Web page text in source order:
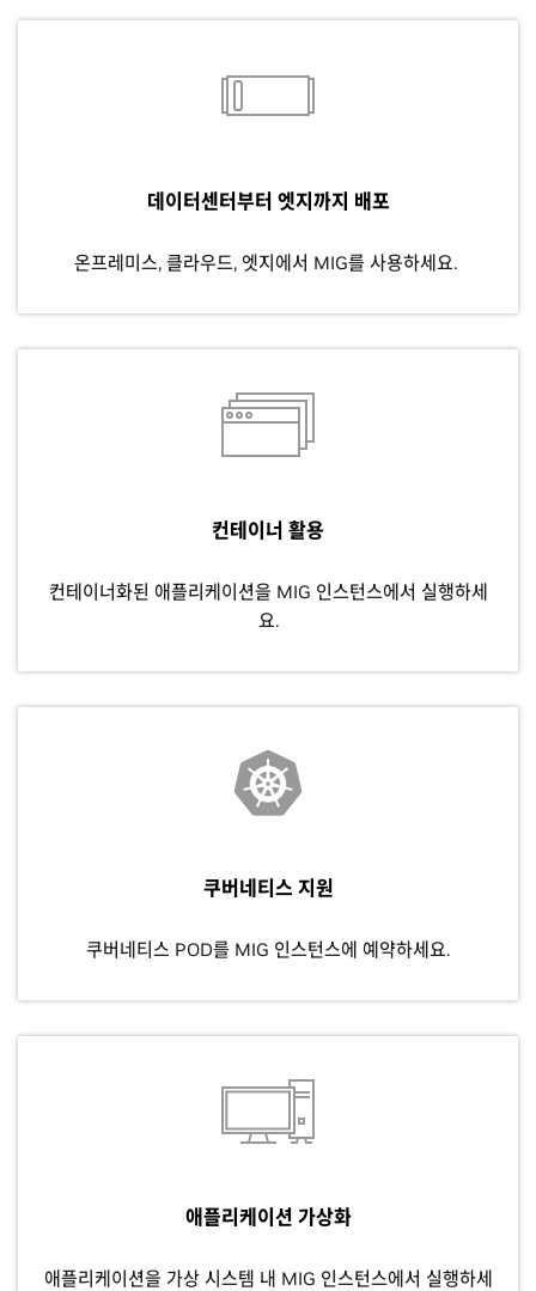
데이터센터부터 엣지까지 배포
온프레미스, 클라우드, 엣지에서 MIG를 사용하세요.
컨테이너 활용
컨테이너화된 애플리케이션을 MIG 인스턴스에서 실행하세
요.
쿠버네티스 지원
쿠버네티스 POD를 MIG 인스턴스에 예약하세요.
애플리케이션 가상화
애플리케이션을 가상 시스템 내 MIG 인스턴스에서 실행하세